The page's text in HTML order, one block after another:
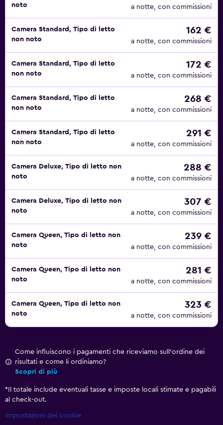
noto a notte, con commissioni
Camera Standard, Tipo di letto
non noto
162 €
a notte, con commissioni
Camera Standard, Tipo di letto
non noto
172 €
a notte, con commissioni
Camera Standard, Tipo di letto
non noto
268 €
a notte, con commissioni
Camera Standard, Tipo di letto
non noto
291 €
a notte, con commissioni
Camera Deluxe, Tipo di letto non
noto
288 €
a notte, con commissioni
Camera Deluxe, Tipo di letto non
noto
307 €
a notte, con commissioni
Camera Queen, Tipo di letto non
noto
239 €
a notte, con commissioni
Camera Queen, Tipo di letto non
noto
281 €
a notte, con commissioni
Camera Queen, Tipo di letto non
noto
323 €
a notte, con commissioni
Come influiscono i pagamenti che riceviamo sull'ordine dei
risultati e come li ordiniamo?
Scopri di più
* Il totale include eventuali tasse e imposte locali stimate e pagabili
al check-out.
Impostazioni dei cookie